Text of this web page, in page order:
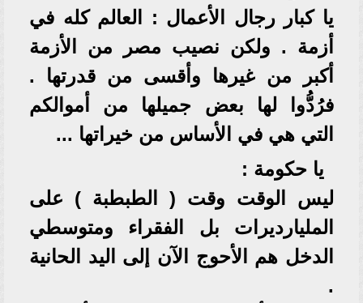
يا كبار رجال الأعمال : العالم كله في
أزمة . ولكن نصيب مصر من الأزمة
أكبر من غيرها وأقسى من قدرتها .
فرُدُّوا لها بعض جميلها من أموالكم
التي هي في الأساس من خيراتها ...
يا حكومة :
ليس الوقت وقت ( الطبطبة ) على
المليارديرات بل الفقراء ومتوسطي
الدخل هم الأحوج الآن إلى اليد الحانية
.